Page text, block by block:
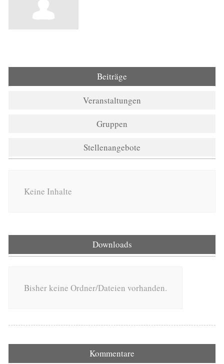
Beiträge
Veranstaltungen
Gruppen
Stellenangebote
Keine Inhalte
Downloads
Bisher keine Ordner/Dateien vorhanden.
Kommentare